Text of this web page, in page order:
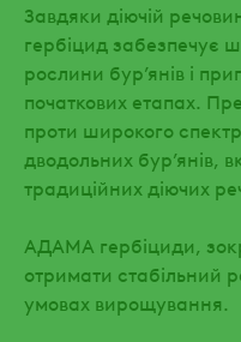
Завдяки діючій
гербіцид забезпечує
рослини бур’янів і
початкових етапах.
проти широкого
дводольних бур’янів,
традиційних діючих
АДАМА гербіциди,
отримати стабільний
умовах вирощування.